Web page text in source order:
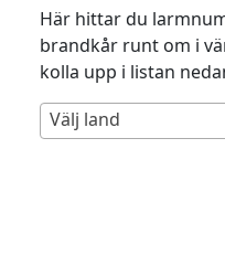
Här hittar du
brandkår runt om i
kolla upp i listan
Välj land